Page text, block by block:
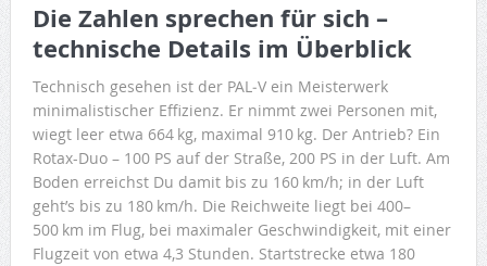
Die Zahlen sprechen für sich –
technische Details im Überblick
Technisch gesehen ist der PAL‑V ein Meisterwerk
minimalistischer Effizienz. Er nimmt zwei Personen mit,
wiegt leer etwa 664 kg, maximal 910 kg. Der Antrieb? Ein
Rotax-Duo – 100 PS auf der Straße, 200 PS in der Luft. Am
Boden erreichst Du damit bis zu 160 km/h; in der Luft
geht’s bis zu 180 km/h. Die Reichweite liegt bei 400–
500 km im Flug, bei maximaler Geschwindigkeit, mit einer
Flugzeit von etwa 4,3 Stunden. Startstrecke etwa 180